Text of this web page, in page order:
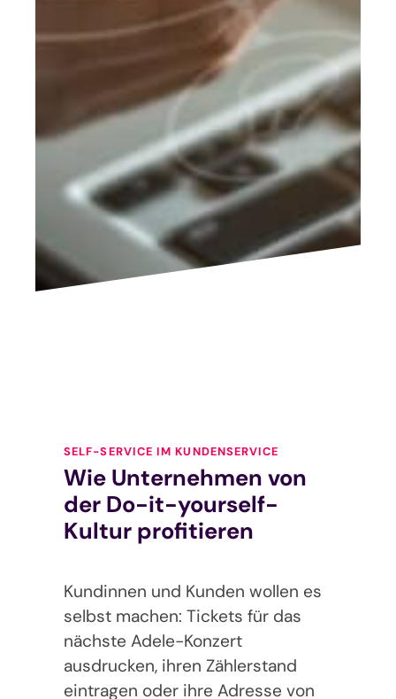
SELF-SERVICE IM KUNDENSERVICE
Wie Unternehmen von
der Do-it-yourself-
Kultur profitieren
Kundinnen und Kunden wollen es
selbst machen: Tickets für das
nächste Adele-Konzert
ausdrucken, ihren Zählerstand
eintragen oder ihre Adresse von